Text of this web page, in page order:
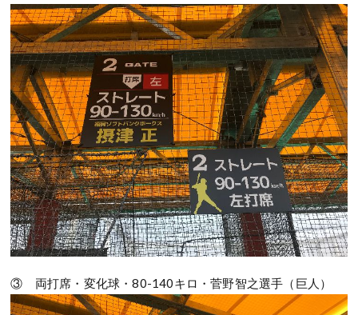
③ 両打席・変化球・80-140キロ・菅野智之選手（巨人）